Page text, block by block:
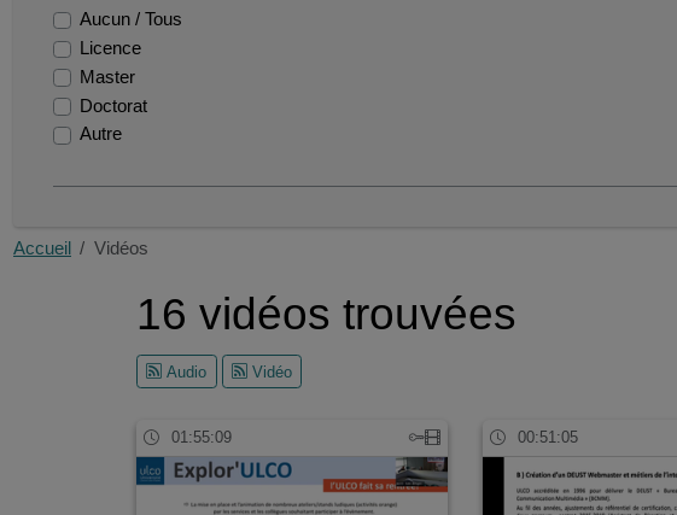
microbiologie
Aucun / Tous
Licence
Master
Doctorat
Autre
Accueil Vidéos
16 vidéos trouvées
Audio Vidéo
01:55:09 00:51:05